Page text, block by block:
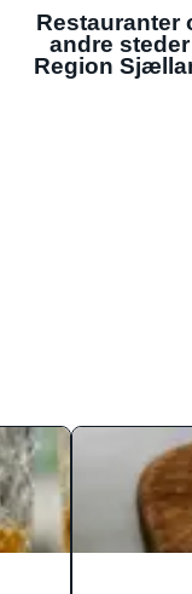
Restauranter
andre
Region